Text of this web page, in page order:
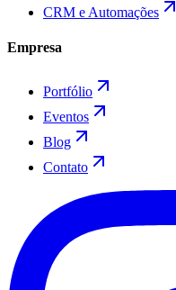
CRM e Automações
Empresa
Portfólio
Eventos
Blog
Contato